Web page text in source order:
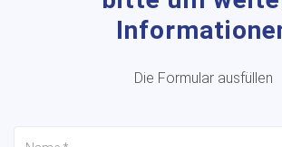
Die Formular ausfüllen